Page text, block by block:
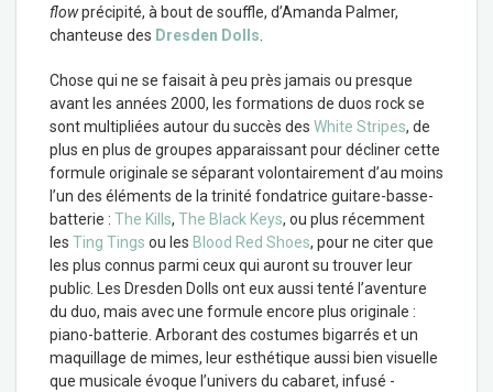
flowprécipité, à bout de souffle, d’Amanda Palmer,
chanteuse des Dresden Dolls.
Chose qui ne se faisait à peu près jamais ou presque
avant les années 2000, les formations de duos rock se
sont multipliées autour du succès des White Stripes, de
plus en plus de groupes apparaissant pour décliner cette
formule originale se séparant volontairement d’au moins
l’un des éléments de la trinité fondatrice guitare-basse-
batterie : The Kills, The Black Keys, ou plus récemment
les Ting Tings ou les Blood Red Shoes, pour ne citer que
les plus connus parmi ceux qui auront su trouver leur
public. Les Dresden Dolls ont eux aussi tenté l’aventure
du duo, mais avec une formule encore plus originale :
piano-batterie. Arborant des costumes bigarrés et un
maquillage de mimes, leur esthétique aussi bien visuelle
que musicale évoque l’univers du cabaret, infusé -